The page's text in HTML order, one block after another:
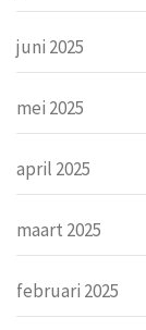
juni 2025
mei 2025
april 2025
maart 2025
februari 2025